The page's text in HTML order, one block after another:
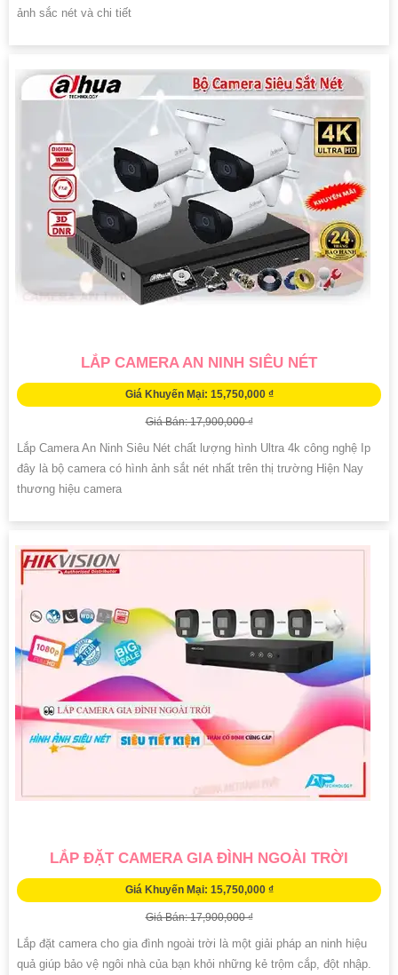
ảnh sắc nét và chi tiết
LẮP CAMERA AN NINH SIÊU NÉT
Giá Khuyến Mại: 15,750,000 ₫
Giá Bán: 17,900,000 ₫
Lắp Camera An Ninh Siêu Nét chất lượng hình Ultra 4k công nghệ Ip
đây là bộ camera có hình ảnh sắt nét nhất trên thị trường Hiện Nay
thương hiệu camera
LẮP ĐẶT CAMERA GIA ĐÌNH NGOÀI TRỜI
Giá Khuyến Mại: 15,750,000 ₫
Giá Bán: 17,900,000 ₫
Lắp đặt camera cho gia đình ngoài trời là một giải pháp an ninh hiệu
quả giúp bảo vệ ngôi nhà của bạn khỏi những kẻ trộm cắp, đột nhập.